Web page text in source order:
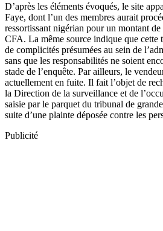
D’après les éléments évoqués, le site
Faye, dont l’un des membres aurait
ressortissant nigérian pour un montant
CFA. La même source indique que cette
de complicités présumées au sein de
sans que les responsabilités ne soient
stade de l’enquête. Par ailleurs, le
actuellement en fuite. Il fait l’objet de
la Direction de la surveillance et de
saisie par le parquet du tribunal de
suite d’une plainte déposée contre les
Publicité